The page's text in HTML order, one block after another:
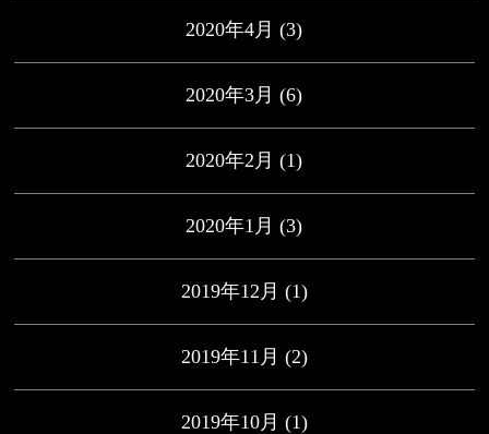
2020年4月 (3)
2020年3月 (6)
2020年2月 (1)
2020年1月 (3)
2019年12月 (1)
2019年11月 (2)
2019年10月 (1)